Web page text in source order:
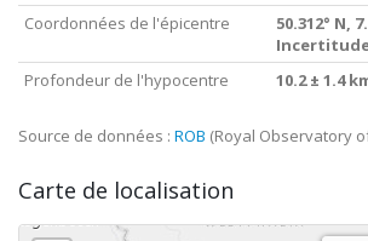
Coordonnées de l'épicentre
50.312° N,
Incertitude
Profondeur de l'hypocentre
10.2 ± 1.4
Source de données : ROB (Royal Observatory
Carte de localisation